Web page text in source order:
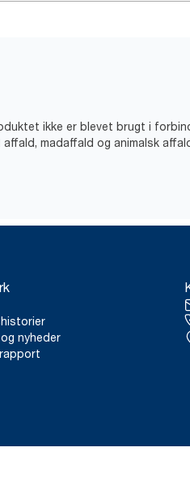
ikke er blevet brugt i
madaffald og animalsk
nyheder